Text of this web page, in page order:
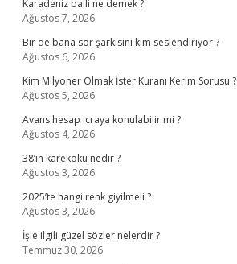
Karadeniz balli ne demek ?
Ağustos 7, 2026
Bir de bana sor şarkısını kim seslendiriyor ?
Ağustos 6, 2026
Kim Milyoner Olmak İster Kuranı Kerim Sorusu ?
Ağustos 5, 2026
Avans hesap icraya konulabilir mi ?
Ağustos 4, 2026
38’in karekökü nedir ?
Ağustos 3, 2026
2025’te hangi renk giyilmeli ?
Ağustos 3, 2026
İşle ilgili güzel sözler nelerdir ?
Temmuz 30, 2026